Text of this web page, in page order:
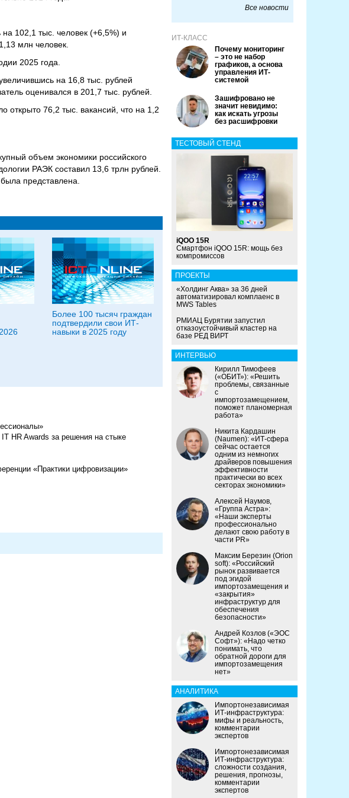
102,1 тыс. человек (+6,5%) и
млн человек.
2025 года.
на 16,8 тыс. рублей
оценивался в 201,7 тыс. рублей.
открыто 76,2 тыс. вакансий, что на 1,2
объем экономики российского
РАЭК составил 13,6 трлн рублей.
представлена.
Более 100 тысяч граждан
подтвердили свои ИТ-
навыки в 2025 году
HR Awards за решения на стыке
«Практики цифровизации»
Все новости
ИТ-КЛАСС
Почему мониторинг
– это не набор
графиков, а основа
управления ИТ-
системой
Зашифровано не
значит невидимо:
как искать угрозы
без расшифровки
ТЕСТОВЫЙ СТЕНД
iQOO 15R
Смартфон iQOO 15R: мощь без
компромиссов
ПРОЕКТЫ
«Холдинг Аква» за 36 дней
автоматизировал комплаенс в
MWS Tables
РМИАЦ Бурятии запустил
отказоустойчивый кластер на
базе РЕД ВИРТ
ИНТЕРВЬЮ
Кирилл Тимофеев
(«ОБИТ»): «Решить
проблемы, связанные
с
импортозамещением,
поможет планомерная
работа»
Никита Кардашин
(Naumen): «ИТ-сфера
сейчас остается
одним из немногих
драйверов повышения
эффективности
практически во всех
секторах экономики»
Алексей Наумов,
«Группа Астра»:
«Наши эксперты
профессионально
делают свою работу в
части PR»
Максим Березин (Orion
soft): «Российский
рынок развивается
под эгидой
импортозамещения и
«закрытия»
инфраструктур для
обеспечения
безопасности»
Андрей Козлов («ЭОС
Софт»): «Надо четко
понимать, что
обратной дороги для
импортозамещения
нет»
АНАЛИТИКА
Импортонезависимая
ИТ-инфраструктура:
мифы и реальность,
комментарии
экспертов
Импортонезависимая
ИТ-инфраструктура:
сложности создания,
решения, прогнозы,
комментарии
экспертов